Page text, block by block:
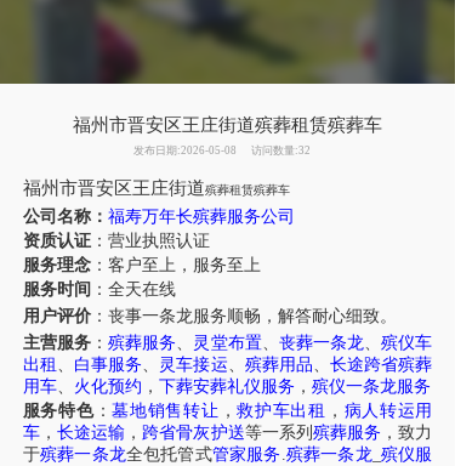
福州市晋安区王庄街道殡葬租赁殡葬车
发布日期:2026-05-08 访问数量:32
福州市晋安区王庄街道殡葬租赁殡葬车
公司名称： 福寿万年长殡葬服务公司
资质认证：营业执照认证
服务理念：客户至上，服务至上
服务时间 ：全天在线
用户评价：丧事一条龙服务顺畅，解答耐心细致。
主营服务 ：殡葬服务、 灵堂布置、 丧葬一条龙、殡仪车
出租 、 白事服务、 灵车接运、 殡葬用品、 长途跨省殡葬
用车、 火化预约 ， 下葬安葬礼仪服务 ， 殡仪一条龙服务
服务特色：墓地销售转让 ，救护车出租 ， 病人转运用
车， 长途运输 ，跨省骨灰护送等一系列 殡葬服务 ，致力
于殡葬一条龙全包托管式管家服务 .殡葬一条龙_ 殡仪服